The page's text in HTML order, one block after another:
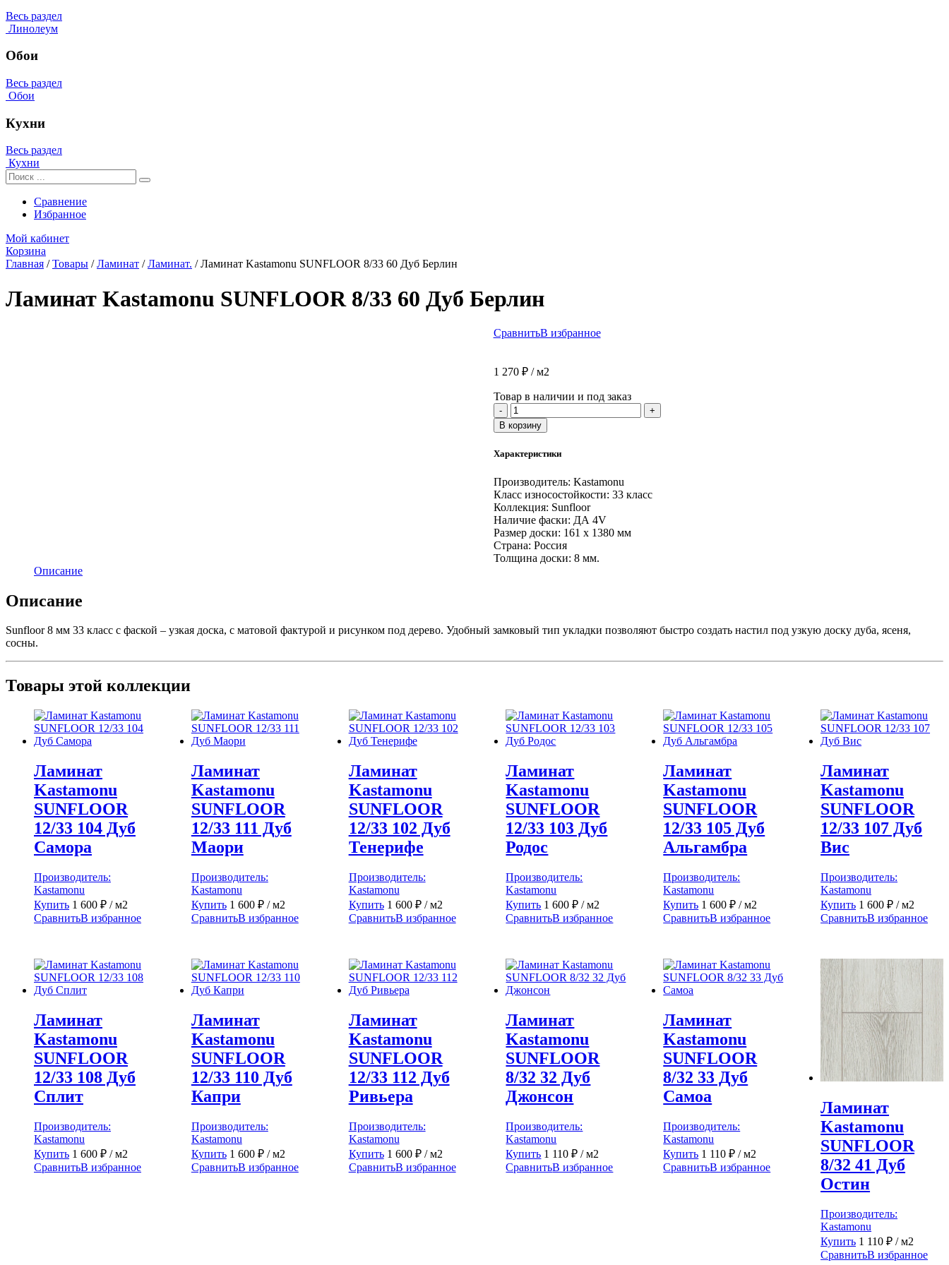
Весь раздел
Линолеум
Обои
Весь раздел
Обои
Кухни
Весь раздел
Кухни
Сравнение
Избранное
Мой кабинет
Корзина
Главная /Товары /Ламинат /Ламинат. /Ламинат Kastamonu SUNFLOOR 8/33 60 Дуб Берлин
Ламинат Kastamonu SUNFLOOR 8/33 60 Дуб Берлин
СравнитьВ избранное
1 270 ₽/ м2
Товар в наличии и под заказ
-
Количество
товара
Ламинат
SUNFLOOR
60
Дуб
Берлин
+
В корзину
Характеристики
Производитель: Kastamonu
Класс износостойкости: 33 класс
Коллекция: Sunfloor
Наличие фаски: ДА 4V
Размер доски: 161 х 1380 мм
Страна: Россия
Толщина доски: 8 мм.
Описание
Описание
Sunfloor 8 мм 33 класс с фаской – узкая доска, с матовой фактурой и рисунком под дерево. Удобный замковый тип укладки позволяют быстро создать настил под узкую доску дуба, ясеня,
сосны.
Товары этой коллекции
Ламинат
Kastamonu
SUNFLOOR
12/33 104 Дуб
Самора
Производитель:
Kastamonu
Купить 1 600 ₽ / м2
СравнитьВ избранное
Ламинат
Kastamonu
SUNFLOOR
12/33 111 Дуб
Маори
Производитель:
Kastamonu
Купить 1 600 ₽/ м2
СравнитьВ избранное
Ламинат
Kastamonu
SUNFLOOR
12/33 102 Дуб
Тенерифе
Производитель:
Kastamonu
Купить 1 600 ₽/ м2
СравнитьВ избранное
Ламинат
Kastamonu
SUNFLOOR
12/33 103 Дуб
Родос
Производитель:
Kastamonu
Купить 1 600₽ / м2
СравнитьВ избранное
Ламинат
Kastamonu
SUNFLOOR
12/33 105 Дуб
Альгамбра
Производитель:
Kastamonu
Купить 1 600₽ / м2
СравнитьВ избранное
Ламинат
Kastamonu
SUNFLOOR
12/33 107 Дуб
Вис
Производитель:
Kastamonu
Купить 1 600₽ / м2
СравнитьВ избранное
Ламинат
Kastamonu
SUNFLOOR
12/33 108 Дуб
Сплит
Производитель:
Kastamonu
Купить 1 600 ₽ / м2
СравнитьВ избранное
Ламинат
Kastamonu
SUNFLOOR
12/33 110 Дуб
Капри
Производитель:
Kastamonu
Купить 1 600 ₽/ м2
СравнитьВ избранное
Ламинат
Kastamonu
SUNFLOOR
12/33 112 Дуб
Ривьера
Производитель:
Kastamonu
Купить 1 600 ₽/ м2
СравнитьВ избранное
Ламинат
Kastamonu
SUNFLOOR
8/32 32 Дуб
Джонсон
Производитель:
Kastamonu
Купить 1 110₽ / м2
СравнитьВ избранное
Ламинат
Kastamonu
SUNFLOOR
8/32 33 Дуб
Самоа
Производитель:
Kastamonu
Купить 1 110₽ / м2
СравнитьВ избранное
Ламинат
Kastamonu
SUNFLOOR
8/32 41 Дуб
Остин
Производитель:
Kastamonu
Купить 1 110₽ / м2
СравнитьВ избранное